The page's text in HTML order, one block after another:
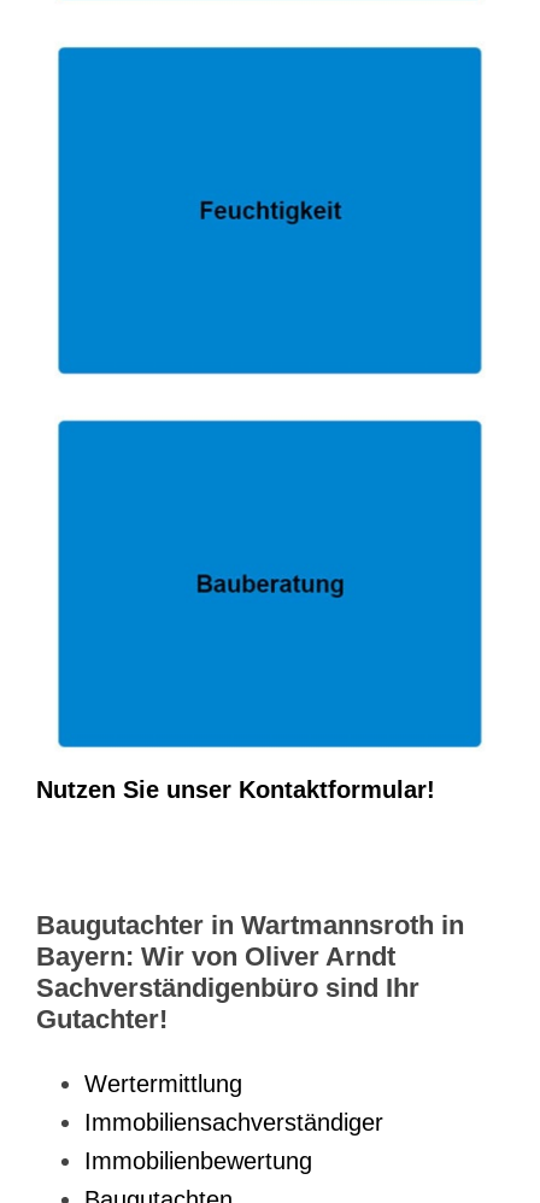
Nutzen Sie unser Kontaktformular!
Baugutachter in Wartmannsroth in
Bayern: Wir von Oliver Arndt
Sachverständigenbüro sind Ihr
Gutachter!
Wertermittlung
Immobiliensachverständiger
Immobilienbewertung